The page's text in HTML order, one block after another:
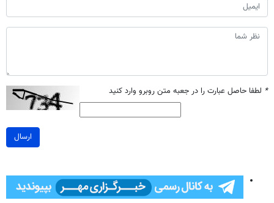
* لطفا حاصل عبارت را در جعبه متن روبرو وارد کنید
ارسال